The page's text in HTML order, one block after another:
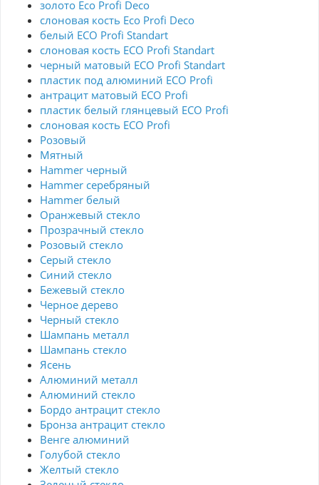
золото Eco Profi Deco
слоновая кость Eco Profi Deco
белый ECO Profi Standart
слоновая кость ECO Profi Standart
черный матовый ECO Profi Standart
пластик под алюминий ECO Profi
антрацит матовый ECO Profi
пластик белый глянцевый ECO Profi
слоновая кость ECO Profi
Розовый
Мятный
Hammer черный
Hammer серебряный
Hammer белый
Оранжевый стекло
Прозрачный стекло
Розовый стекло
Серый стекло
Синий стекло
Бежевый стекло
Черное дерево
Черный стекло
Шампань металл
Шампань стекло
Ясень
Алюминий металл
Алюминий стекло
Бордо антрацит стекло
Бронза антрацит стекло
Венге алюминий
Голубой стекло
Желтый стекло